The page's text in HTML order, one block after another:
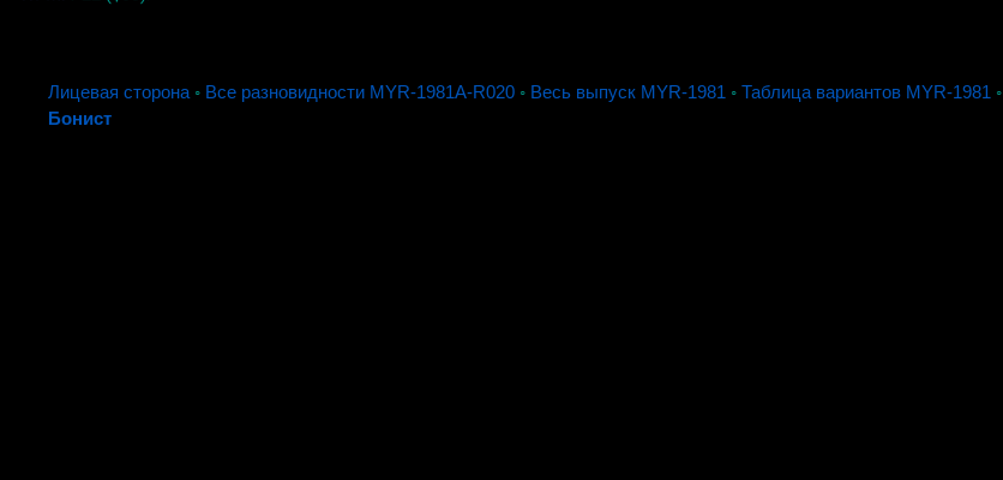
Лицевая сторона◦ Все разновидности MYR-1981A-R020 ◦ Весь выпуск MYR-1981 ◦ Таблица вариантов MYR-1981 ◦
Бонист